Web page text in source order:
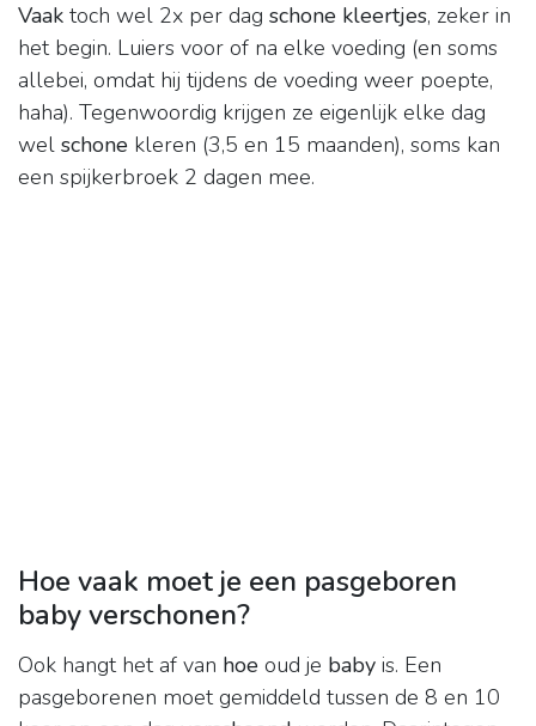
Vaak toch wel 2x per dag schone kleertjes, zeker in
het begin. Luiers voor of na elke voeding (en soms
allebei, omdat hij tijdens de voeding weer poepte,
haha). Tegenwoordig krijgen ze eigenlijk elke dag
wel schone kleren (3,5 en 15 maanden), soms kan
een spijkerbroek 2 dagen mee.
Hoe vaak moet je een pasgeboren
baby verschonen?
Ook hangt het af van hoe oud je baby is. Een
pasgeborenen moet gemiddeld tussen de 8 en 10